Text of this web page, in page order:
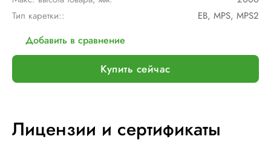
Тип каретки::
EB, MPS, MPS2
Добавить в сравнение
Купить сейчас
Лицензии и сертификаты